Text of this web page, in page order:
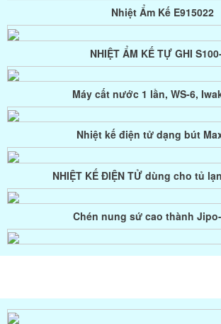
Cốc Đo Tỷ Trọng BEVS
MÁY ĐO MÀU, ĐỘ TRẮNG,
ỐNG LƯU TRỮ CHỦNG VI SINH
Khúc xạ kế đo muối, đường,
Máy đo pH để bàn, model:
NHIỆT ẨM KẾ A200